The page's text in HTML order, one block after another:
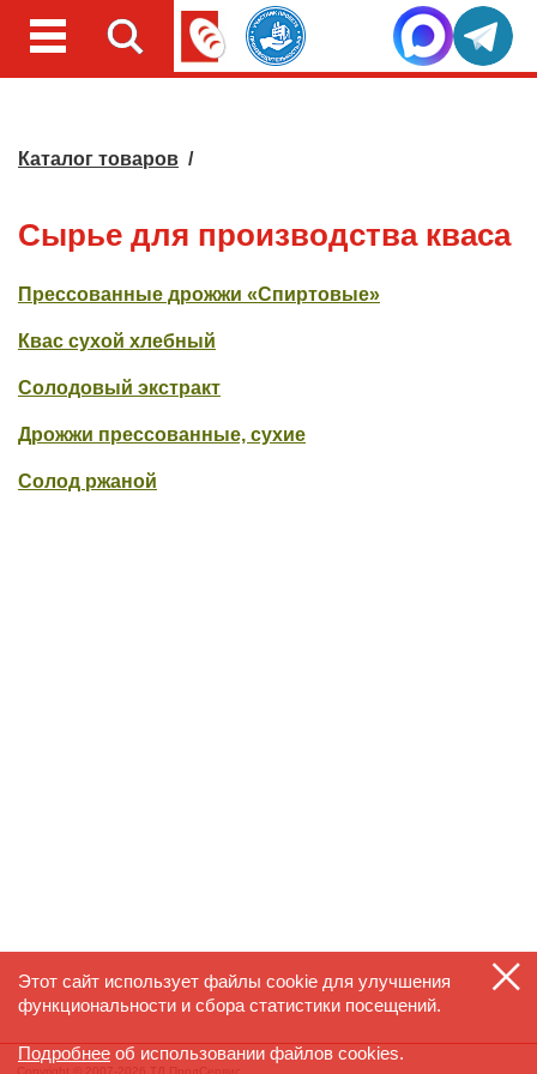
Каталог товаров /
Сырье для производства кваса
Прессованные дрожжи «Спиртовые»
Квас сухой хлебный
Солодовый экстракт
Дрожжи прессованные, сухие
Солод ржаной
Этот сайт использует файлы cookie для улучшения
функциональности и сбора статистики посещений.
Подробнее об использовании файлов cookies.